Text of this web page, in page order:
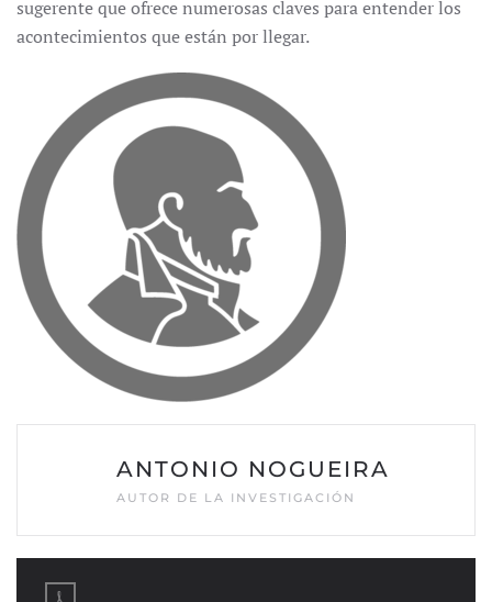
sugerente que ofrece numerosas claves para entender los
acontecimientos que están por llegar.
ANTONIO NOGUEIRA
AUTOR DE LA INVESTIGACIÓN